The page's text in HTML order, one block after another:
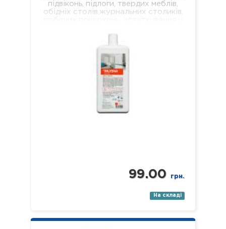
підвіконь, підлоги, твердих меблів,
обідніх столів,журнальних столиків,
профілю). Властивості: -
99.00 грн.
На складі